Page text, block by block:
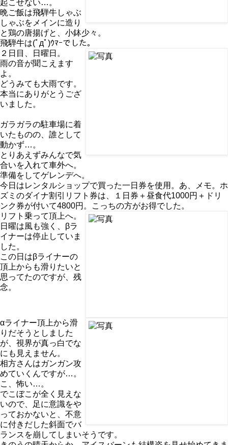
起こせない…。
晩ご飯は飛騨牛しゃぶ
しゃぶをメインに造り
と鶏の唐揚げと、小鉢少々。
飛騨牛は(ﾟдﾟ)ｳﾏｰでした。
２日目、日曜日。
雨の音が聞こえます
よ。
どうみても大雨です。
本当にありがとうござ
いました。
ガラガラの駐車場に着
いたものの、誰として
動かず…。
とりあえずみんなで気
合いを入れて車外へ。
準備をしてゲレンデへ。
今日はレンタルショップで買った一日券を使用。あ、メモ。ホ
ズミのダイナ割引リフト券は、１日券＋昼食代1000円＋ドリ
ンク券が付いて4800円。こっちの方がお得でした。
リフト乗って頂上へ。
日曜は風も強く、βラ
イナーは停止していま
した。
この日はβライナーの
頂上からも滑りたいと
思ってたのですが、残
念。
αライナー頂上から滑
りだそうとしました
が、視界が真っ白でな
にも見えません。
相方さんはガンガン攻
めていくんですが…。
こ、怖い…。
でこぼこが全く見えな
いので、足に意識をや
っておかないと、不意
に付きだした斜面でバ
ランスを崩してしまいそうです。